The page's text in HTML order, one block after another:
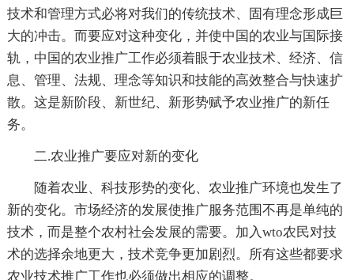
技术和管理方式必将对我们的传统技术、固有理念形成巨
大的冲击。而要应对这种变化，并使中国的农业与国际接
轨，中国的农业推广工作必须着眼于农业技术、经济、信
息、管理、法规、理念等知识和技能的高效整合与快速扩
散。这是新阶段、新世纪、新形势赋予农业推广的新任
务。
二.农业推广要应对新的变化
随着农业、科技形势的变化、农业推广环境也发生了
新的变化。市场经济的发展使推广服务范围不再是单纯的
技术，而是整个农村社会发展的需要。加入wto农民对技
术的选择余地更大，技术竞争更加剧烈。所有这些都要求
农业技术推广工作也必须做出相应的调整。